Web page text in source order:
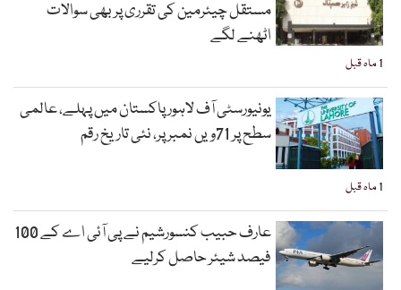
1 ماہ قبل
مستقل چیئرمین کی تقرری پر بھی سوالات
اٹھنے لگے
1 ماہ قبل
یونیورسٹی آف لاہور پاکستان میں پہلے، عالمی
سطح پر 71ویں نمبر پر، نئی تاریخ رقم
عارف حبیب کنسورشیم نے پی آئی اے کے 100
فیصد شیئر حاصل کرلیے